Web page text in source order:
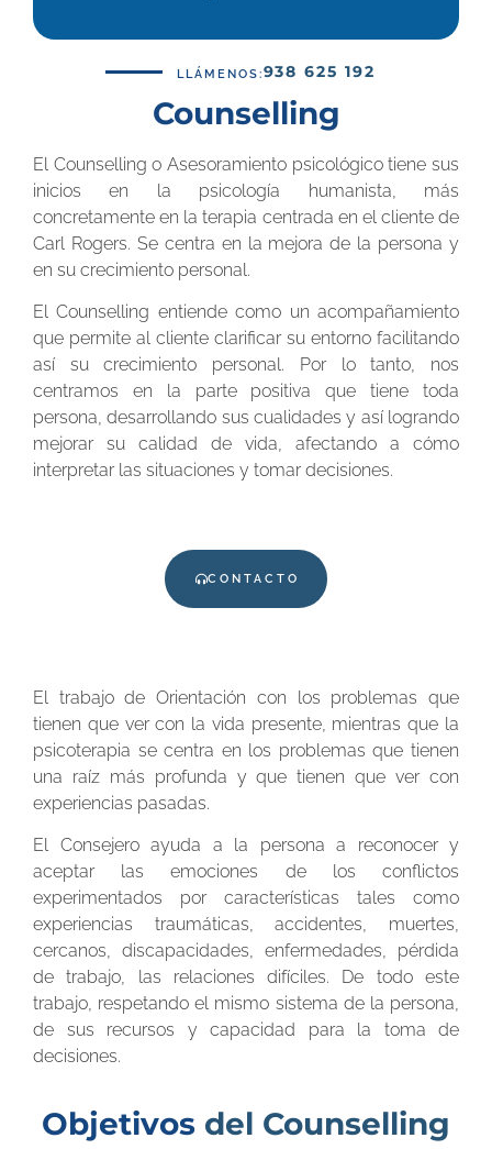
LLÁMENOS:938 625 192
Counselling
El Counselling o Asesoramiento psicológico tiene sus
inicios en la psicología humanista, más
concretamente en la terapia centrada en el cliente de
Carl Rogers. Se centra en la mejora de la persona y
en su crecimiento personal.
El Counselling entiende como un acompañamiento
que permite al cliente clarificar su entorno facilitando
así su crecimiento personal. Por lo tanto, nos
centramos en la parte positiva que tiene toda
persona, desarrollando sus cualidades y así logrando
mejorar su calidad de vida, afectando a cómo
interpretar las situaciones y tomar decisiones.
CONTACTO
El trabajo de Orientación con los problemas que
tienen que ver con la vida presente, mientras que la
psicoterapia se centra en los problemas que tienen
una raíz más profunda y que tienen que ver con
experiencias pasadas.
El Consejero ayuda a la persona a reconocer y
aceptar las emociones de los conflictos
experimentados por características tales como
experiencias traumáticas, accidentes, muertes,
cercanos, discapacidades, enfermedades, pérdida
de trabajo, las relaciones difíciles. De todo este
trabajo, respetando el mismo sistema de la persona,
de sus recursos y capacidad para la toma de
decisiones.
Objetivos del Counselling